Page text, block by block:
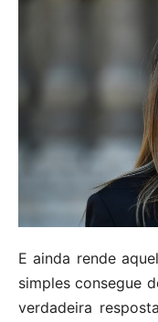
E ainda rende
simples consegue
verdadeira